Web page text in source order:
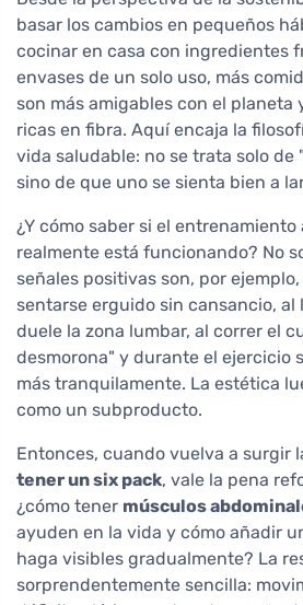
basar los cambios en pequeños
cocinar en casa con ingredientes
envases de un solo uso, más
son más amigables con el planeta
ricas en fibra. Aquí encaja la
vida saludable: no se trata solo de
sino de que uno se sienta bien a
¿Y cómo saber si el entrenamiento
realmente está funcionando? No
señales positivas son, por
sentarse erguido sin cansancio,
duele la zona lumbar, al correr el
desmorona" y durante el ejercicio
más tranquilamente. La estética
como un subproducto.
Entonces, cuando vuelva a surgir
tener un six pack, vale la pena
¿cómo tener músculos
ayuden en la vida y cómo añadir
haga visibles gradualmente? La
sorprendentemente sencilla: